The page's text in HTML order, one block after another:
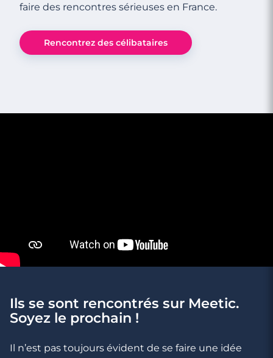
3 minutes
3 minutes
Rencontres célibataires à Rueil-
faire des rencontres sérieuses en France.
Rencontrez des célibataires
Ils se sont rencontrés sur Meetic.
Soyez le prochain !
Il n’est pas toujours évident de se faire une idée